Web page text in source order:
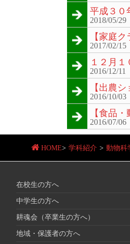
平成３０
2018/05/29
【家庭
2017/02/15
１２月
2016/12/11
【出農
2016/10/03
【食品
2016/07/06
HOME> 学科紹介 > 動物科
在校生の方へ
中学生の方へ
耕魂会（卒業生の方へ）
地域・保護者の方へ